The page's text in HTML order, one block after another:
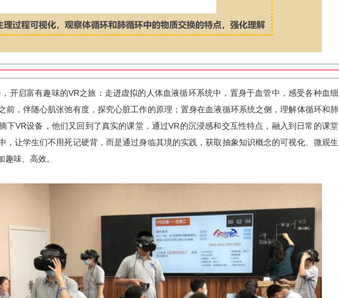
开启富有趣味的VR之旅：走进虚拟的人体血液循环系统中，置身于血管中，感受各种血细
前，伴随心肌张弛有度，探究心脏工作的原理；置身在血液循环系统之侧，理解体循环和肺
下VR设备，他们又回到了真实的课堂，通过VR的沉浸感和交互性特点，融入到日常的课堂
，让学生们不用死记硬背，而是通过身临其境的实践，获取抽象知识概念的可视化、微观生
味、高效。